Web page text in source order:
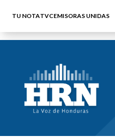
TU NOTATVCEMISORAS UNIDAS